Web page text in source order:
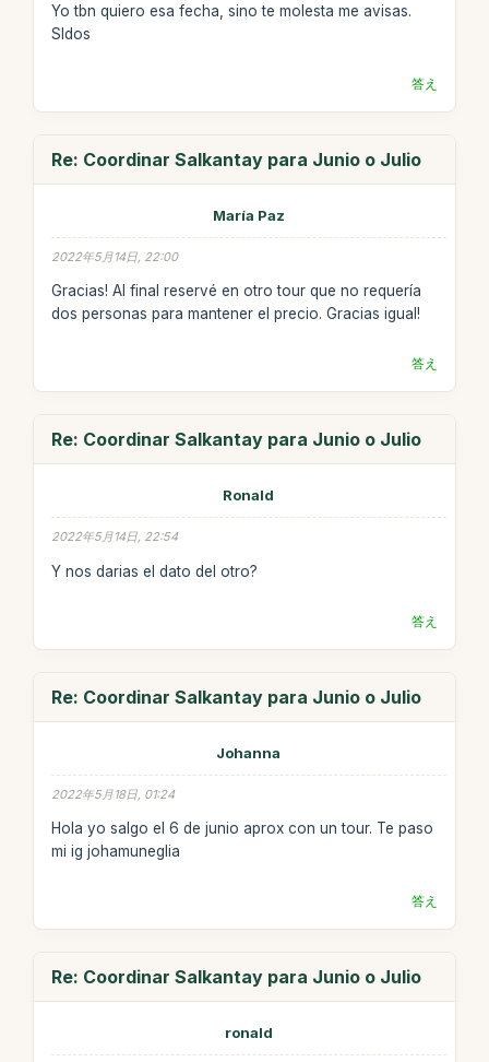
Yo tbn quiero esa fecha, sino te molesta me avisas.
Sldos
答え
Re: Coordinar Salkantay para Junio o Julio
María Paz
2022年5月14日, 22:00
Gracias! Al final reservé en otro tour que no requería
dos personas para mantener el precio. Gracias igual!
答え
Re: Coordinar Salkantay para Junio o Julio
Ronald
2022年5月14日, 22:54
Y nos darias el dato del otro?
答え
Re: Coordinar Salkantay para Junio o Julio
Johanna
2022年5月18日, 01:24
Hola yo salgo el 6 de junio aprox con un tour. Te paso
mi ig johamuneglia
答え
Re: Coordinar Salkantay para Junio o Julio
ronald